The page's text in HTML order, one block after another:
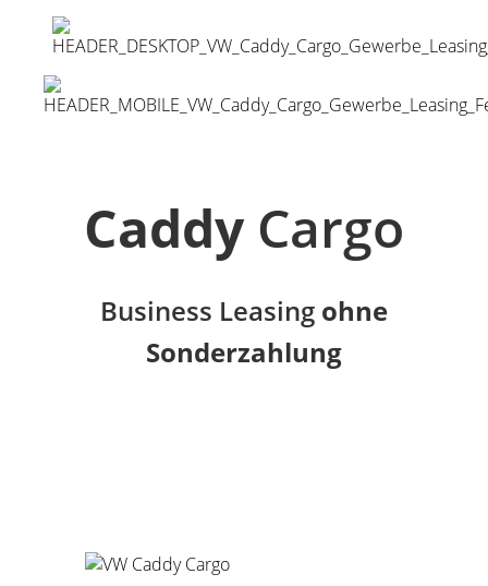
Caddy Cargo
Business Leasing ohne
Sonderzahlung